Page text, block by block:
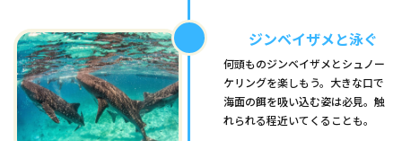
ジンベイザメと泳ぐ
何頭ものジンベイザメとシュノー
ケリングを楽しもう。大きな口で
海面の餌を吸い込む姿は必見。触
れられる程近いてくることも。